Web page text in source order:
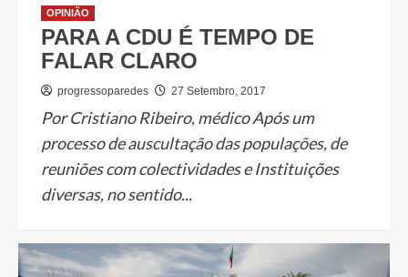
OPINIÃO
PARA A CDU É TEMPO DE
FALAR CLARO
progressoparedes 27 Setembro, 2017
Por Cristiano Ribeiro, médico Após um
processo de auscultação das populações, de
reuniões com colectividades e Instituições
diversas, no sentido...